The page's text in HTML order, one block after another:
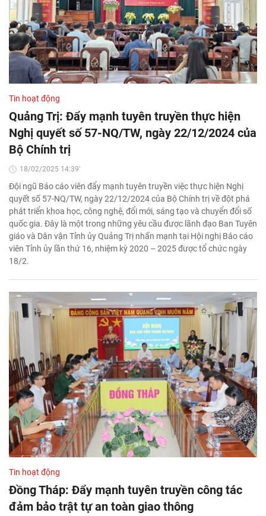
Tin hoạt động
Quảng Trị: Đẩy mạnh tuyên truyền thực hiện
Nghị quyết số 57-NQ/TW, ngày 22/12/2024 của
Bộ Chính trị
18/02/2025 14:39'
Đội ngũ Báo cáo viên đẩy mạnh tuyên truyền việc thực hiện Nghị
quyết số 57-NQ/TW, ngày 22/12/2024 của Bộ Chính trị về đột phá
phát triển khoa học, công nghệ, đổi mới, sáng tạo và chuyển đổi số
quốc gia. Đây là một trong những yêu cầu được lãnh đạo Ban Tuyên
giáo và Dân vận Tỉnh ủy Quảng Trị nhấn mạnh tại Hội nghị Báo cáo
viên Tỉnh ủy lần thứ 16, nhiệm kỳ 2020 – 2025 được tổ chức ngày
18/2.
Tin hoạt động
Đồng Tháp: Đẩy mạnh tuyên truyền công tác
đảm bảo trật tự an toàn giao thông